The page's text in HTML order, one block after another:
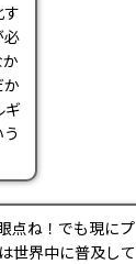
必
ギ
点ね！でも現にプ
世界中に普及して